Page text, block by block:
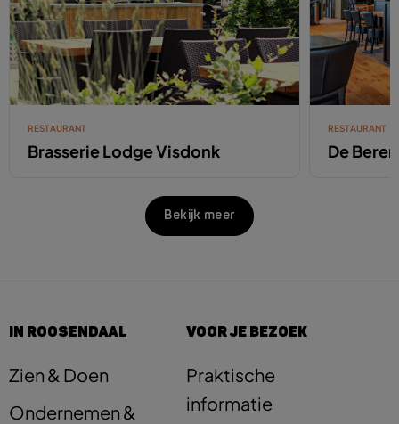
RESTAURANT
Brasserie Lodge Visdonk
RESTAURANT
De
Bekijk meer
IN ROOSENDAAL
Zien & Doen
Ondernemen &
VOOR JE BEZOEK
Praktische
informatie